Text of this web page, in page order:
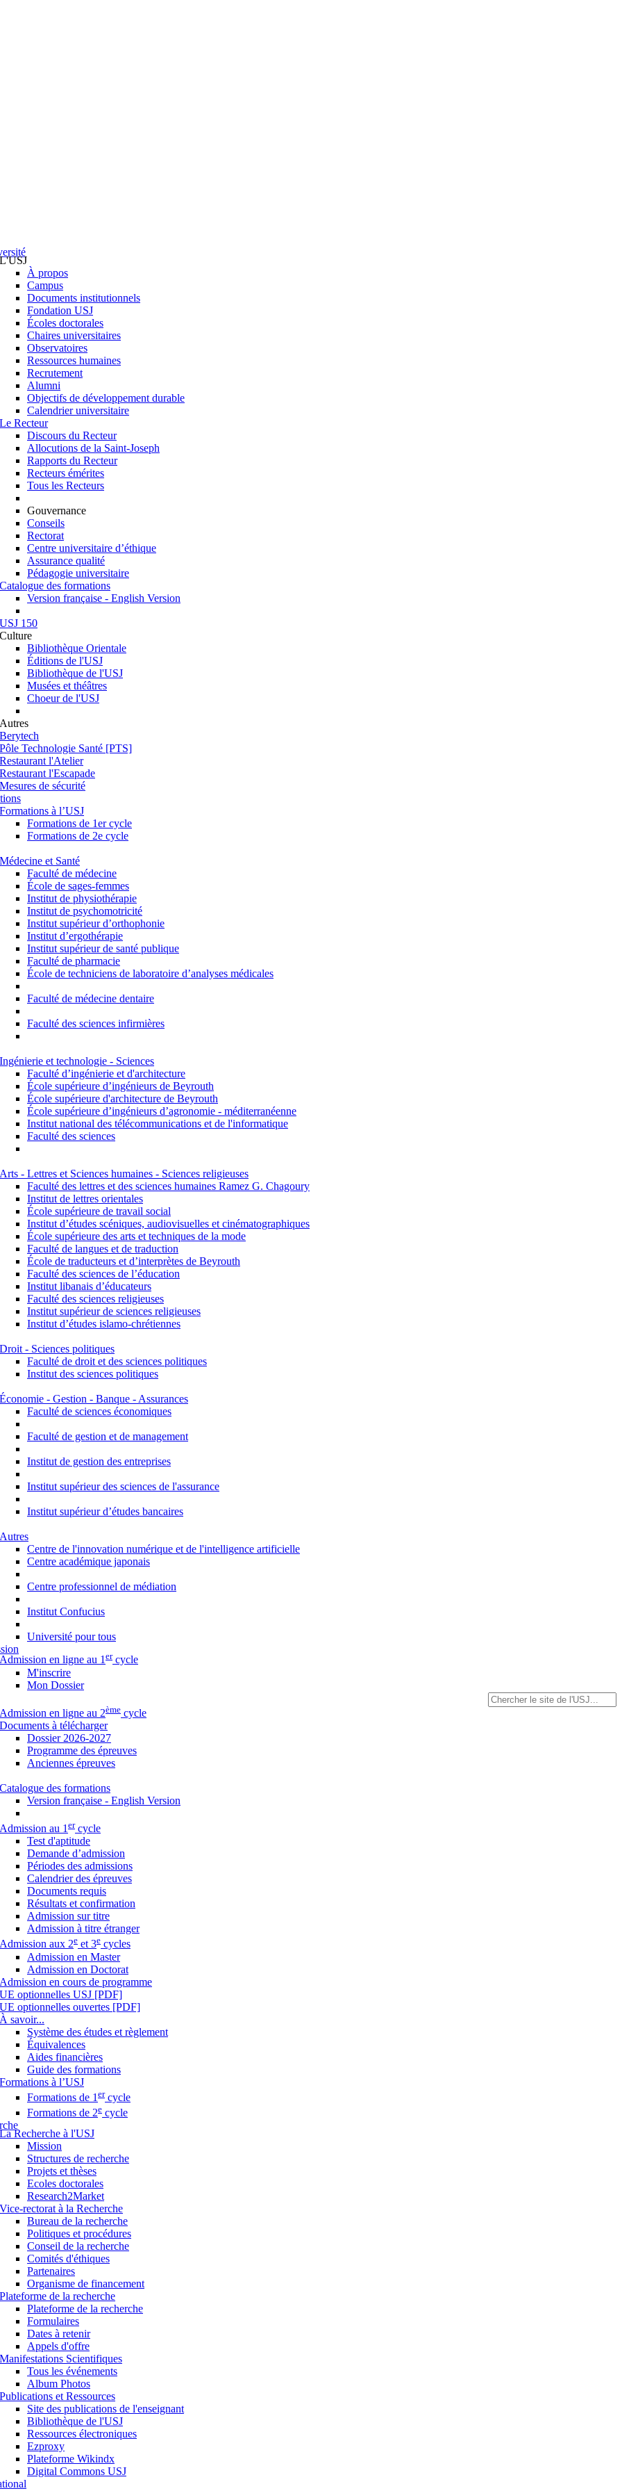
L'USJ
À propos
Campus
Documents institutionnels
Fondation USJ
Écoles doctorales
Chaires universitaires
Observatoires
Ressources humaines
Recrutement
Alumni
Objectifs de développement durable
Calendrier universitaire
Le Recteur
Discours du Recteur
Allocutions de la Saint-Joseph
Rapports du Recteur
Recteurs émérites
Tous les Recteurs
Gouvernance
Conseils
Rectorat
Centre universitaire d’éthique
Assurance qualité
Pédagogie universitaire
Catalogue des formations
Version française - English Version
USJ 150
Culture
Bibliothèque Orientale
Éditions de l'USJ
Bibliothèque de l'USJ
Musées et théâtres
Choeur de l'USJ
Autres
Berytech
Pôle Technologie Santé [PTS]
Restaurant l'Atelier
Restaurant l'Escapade
Mesures de sécurité
Formations à l’USJ
Formations de 1er cycle
Formations de 2e cycle
Médecine et Santé
Faculté de médecine
École de sages-femmes
Institut de physiothérapie
Institut de psychomotricité
Institut supérieur d’orthophonie
Institut d’ergothérapie
Institut supérieur de santé publique
Faculté de pharmacie
École de techniciens de laboratoire d’analyses médicales
Faculté de médecine dentaire
Faculté des sciences infirmières
Ingénierie et technologie - Sciences
Faculté d’ingénierie et d'architecture
École supérieure d’ingénieurs de Beyrouth
École supérieure d'architecture de Beyrouth
École supérieure d’ingénieurs d’agronomie - méditerranéenne
Institut national des télécommunications et de l'informatique
Faculté des sciences
Arts - Lettres et Sciences humaines - Sciences religieuses
Faculté des lettres et des sciences humaines Ramez G. Chagoury
Institut de lettres orientales
École supérieure de travail social
Institut d’études scéniques, audiovisuelles et cinématographiques
École supérieure des arts et techniques de la mode
Faculté de langues et de traduction
École de traducteurs et d’interprètes de Beyrouth
Faculté des sciences de l’éducation
Institut libanais d’éducateurs
Faculté des sciences religieuses
Institut supérieur de sciences religieuses
Institut d’études islamo-chrétiennes
Droit - Sciences politiques
Faculté de droit et des sciences politiques
Institut des sciences politiques
Économie - Gestion - Banque - Assurances
Faculté de sciences économiques
Faculté de gestion et de management
Institut de gestion des entreprises
Institut supérieur des sciences de l'assurance
Institut supérieur d’études bancaires
Autres
Centre de l'innovation numérique et de l'intelligence artificielle
Centre académique japonais
Centre professionnel de médiation
Institut Confucius
Université pour tous
Admission en ligne au 1ercycle
M'inscrire
Mon Dossier
Admission en ligne au 2ème cycle
Documents à télécharger
Dossier 2026-2027
Programme des épreuves
Anciennes épreuves
Catalogue des formations
Version française - English Version
Admission au 1 ercycle
Test d'aptitude
Demande d’admission
Périodes des admissions
Calendrier des épreuves
Documents requis
Résultats et confirmation
Admission sur titre
Admission à titre étranger
Admission aux 2e et 3e cycles
Admission en Master
Admission en Doctorat
Admission en cours de programme
UE optionnelles USJ [PDF]
UE optionnelles ouvertes [PDF]
À savoir...
Système des études et règlement
Équivalences
Aides financières
Guide des formations
Formations à l’USJ
Formations de 1 ercycle
Formations de 2e cycle
La Recherche à l'USJ
Mission
Structures de recherche
Projets et thèses
Ecoles doctorales
Research2Market
Vice-rectorat à la Recherche
Bureau de la recherche
Politiques et procédures
Conseil de la recherche
Comités d'éthiques
Partenaires
Organisme de financement
Plateforme de la recherche
Plateforme de la recherche
Formulaires
Dates à retenir
Appels d'offre
Manifestations Scientifiques
Tous les événements
Album Photos
Publications et Ressources
Site des publications de l'enseignant
Bibliothèque de l'USJ
Ressources électroniques
Ezproxy
Plateforme Wikindx
Digital Commons USJ